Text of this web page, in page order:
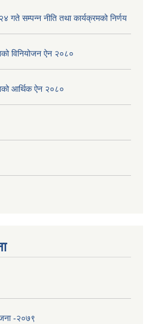
गते सम्पन्न नीति तथा कार्यक्रमको निर्णय
विनियोजन ऐन २०८०
आर्थिक ऐन २०८०
-२०७९